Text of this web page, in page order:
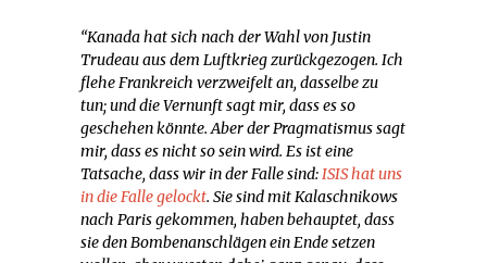
“Kanada hat sich nach der Wahl von Justin
Trudeau aus dem Luftkrieg zurückgezogen. Ich
flehe Frankreich verzweifelt an, dasselbe zu
tun; und die Vernunft sagt mir, dass es so
geschehen könnte. Aber der Pragmatismus sagt
mir, dass es nicht so sein wird. Es ist eine
Tatsache, dass wir in der Falle sind:ISIS hat uns
in die Falle gelockt. Sie sind mit Kalaschnikows
nach Paris gekommen, haben behauptet, dass
sie den Bombenanschlägen ein Ende setzen